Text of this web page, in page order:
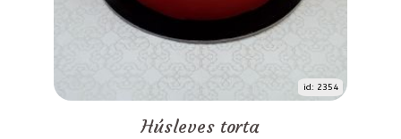
id: 2354
Húsleves torta